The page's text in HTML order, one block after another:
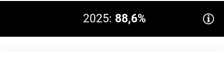
2025: 88,6%